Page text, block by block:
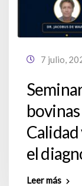
7 julio,
bovinas
el
Leer más